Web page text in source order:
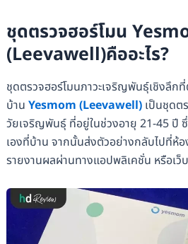
ชุดตรวจฮอร์โมน
(Leevawell)คืออะไร?
ชุดตรวจฮอร์โมนภาวะเจริญพันธุ์เชิงลึกที่
บ้าน Yesmom (Leevawell)เป็นชุดต
วัยเจริญพันธุ์ ที่อยู่ในช่วงอายุ 21-45 ปี ซึ่
เองที่บ้าน จากนั้นส่งตัวอย่างกลับไปที่ห้อ
รายงานผลผ่านทางแอปพลิเคชั่น หรือเว็